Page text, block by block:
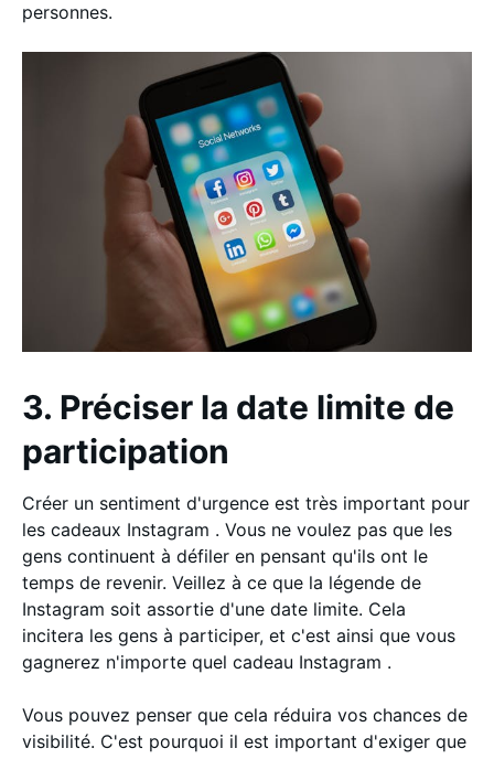
personnes.
3. Préciser la date limite de
participation
Créer un sentiment d'urgence est très important pour
les cadeaux Instagram . Vous ne voulez pas que les
gens continuent à défiler en pensant qu'ils ont le
temps de revenir. Veillez à ce que la légende de
Instagram soit assortie d'une date limite. Cela
incitera les gens à participer, et c'est ainsi que vous
gagnerez n'importe quel cadeau Instagram .
Vous pouvez penser que cela réduira vos chances de
visibilité. C'est pourquoi il est important d'exiger que